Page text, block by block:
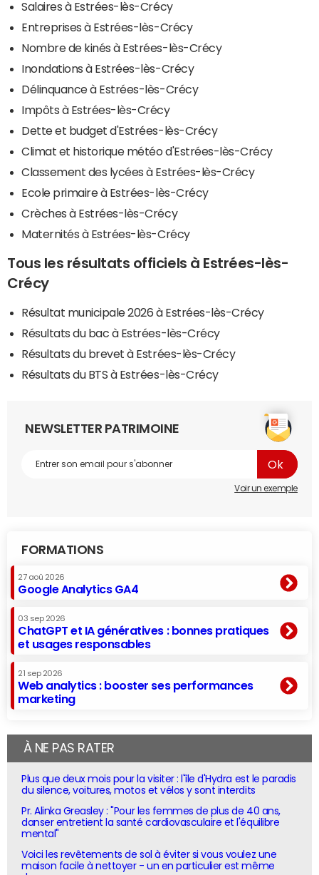
Salaires à Estrées-lès-Crécy
Entreprises à Estrées-lès-Crécy
Nombre de kinés à Estrées-lès-Crécy
Inondations à Estrées-lès-Crécy
Délinquance à Estrées-lès-Crécy
Impôts à Estrées-lès-Crécy
Dette et budget d'Estrées-lès-Crécy
Climat et historique météo d'Estrées-lès-Crécy
Classement des lycées à Estrées-lès-Crécy
Ecole primaire à Estrées-lès-Crécy
Crèches à Estrées-lès-Crécy
Maternités à Estrées-lès-Crécy
Tous les résultats officiels à Estrées-lès-
Crécy
Résultat municipale 2026 à Estrées-lès-Crécy
Résultats du bac à Estrées-lès-Crécy
Résultats du brevet à Estrées-lès-Crécy
Résultats du BTS à Estrées-lès-Crécy
NEWSLETTER PATRIMOINE
Voir un exemple
FORMATIONS
27 aoû 2026
Google Analytics GA4
03 sep 2026
ChatGPT et IA génératives : bonnes pratiques
et usages responsables
21 sep 2026
Web analytics : booster ses performances
marketing
À NE PAS RATER
Plus que deux mois pour la visiter : l'île d'Hydra est le paradis
du silence, voitures, motos et vélos y sont interdits
Pr. Alinka Greasley : "Pour les femmes de plus de 40 ans,
danser entretient la santé cardiovasculaire et l'équilibre
mental"
Voici les revêtements de sol à éviter si vous voulez une
maison facile à nettoyer - un en particulier est même